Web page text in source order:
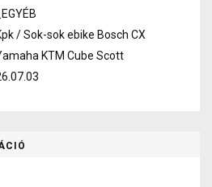
_EGYÉB
/ Sok-sok ebike Bosch CX
KTM Cube Scott